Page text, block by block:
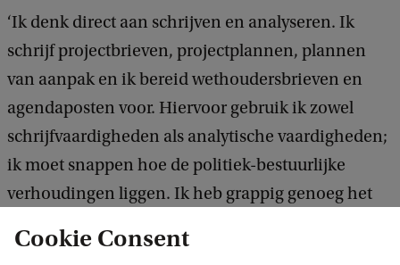
‘Ik denk direct aan schrijven en analyseren. Ik
schrijf projectbrieven, projectplannen, plannen
van aanpak en ik bereid wethoudersbrieven en
agendaposten voor. Hiervoor gebruik ik zowel
schrijfvaardigheden als analytische vaardigheden;
ik moet snappen hoe de politiek-bestuurlijke
verhoudingen liggen. Ik heb grappig genoeg het
masterscriptie. Ik deed een kwalitatief historisch
Cookie Consent